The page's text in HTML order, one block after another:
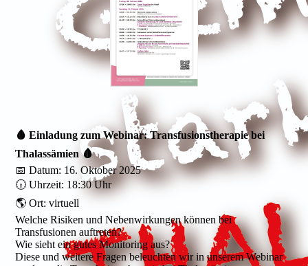
🩸 Einladung zum Webinar: Transfusionstherapie bei
Thalassämien 🩸
📅 Datum: 16. Oktober 2025
🕡 Uhrzeit: 18:30 Uhr
🌎 Ort: virtuell
Welche Risiken und Nebenwirkungen können bei
Transfusionen auftreten?
Wie sieht ein gutes Monitoring aus?
Diese und weitere Fragen beleuchten wir in unserem Webinar